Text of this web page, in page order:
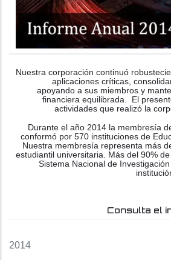
2014
Nuestra corporación continuó
aplicaciones críticas,
apoyando a sus miembros y
financiera equilibrada. El
actividades que realizó la
Durante el año 2014 la membresía
conformó por 570 instituciones de
Nuestra membresía representa más
estudiantil universitaria. Más del 90%
Sistema Nacional de
Consulta el